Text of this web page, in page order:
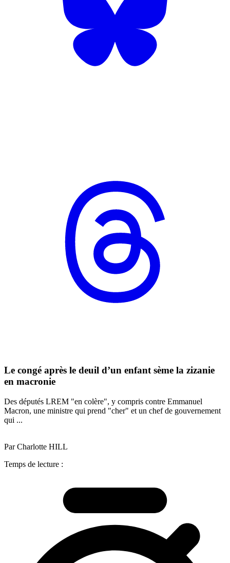
Le congé après le deuil d’un enfant sème la zizanie
en macronie
Des députés LREM "en colère", y compris contre Emmanuel
Macron, une ministre qui prend "cher" et un chef de gouvernement
qui ...
Par Charlotte HILL
Temps de lecture :